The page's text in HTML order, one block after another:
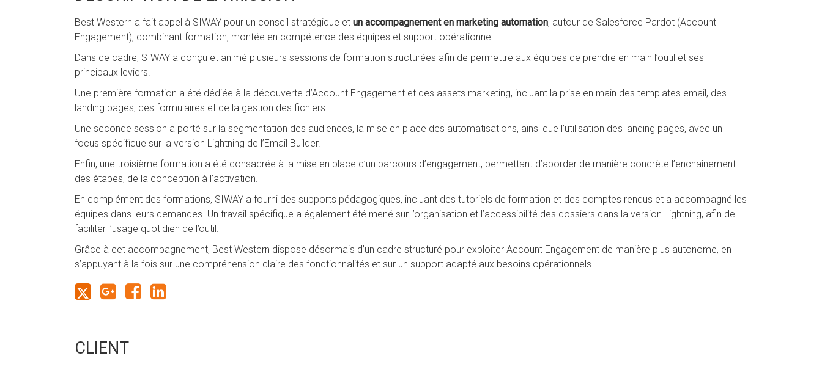
Best Western a fait appel à SIWAY pour un conseil stratégique et un accompagnement en marketing automation, autour de Salesforce Pardot (Account
Engagement), combinant formation, montée en compétence des équipes et support opérationnel.
Dans ce cadre, SIWAY a conçu et animé plusieurs sessions de formation structurées afin de permettre aux équipes de prendre en main l’outil et ses
principaux leviers.
Une première formation a été dédiée à la découverte d’Account Engagement et des assets marketing, incluant la prise en main des templates email, des
landing pages, des formulaires et de la gestion des fichiers.
Une seconde session a porté sur la segmentation des audiences, la mise en place des automatisations, ainsi que l’utilisation des landing pages, avec un
focus spécifique sur la version Lightning de l’Email Builder.
Enfin, une troisième formation a été consacrée à la mise en place d’un parcours d’engagement, permettant d’aborder de manière concrète l’enchaînement
des étapes, de la conception à l’activation.
En complément des formations, SIWAY a fourni des supports pédagogiques, incluant des tutoriels de formation et des comptes rendus et a accompagné les
équipes dans leurs demandes. Un travail spécifique a également été mené sur l’organisation et l’accessibilité des dossiers dans la version Lightning, afin de
faciliter l’usage quotidien de l’outil.
Grâce à cet accompagnement, Best Western dispose désormais d’un cadre structuré pour exploiter Account Engagement de manière plus autonome, en
s’appuyant à la fois sur une compréhension claire des fonctionnalités et sur un support adapté aux besoins opérationnels.
CLIENT